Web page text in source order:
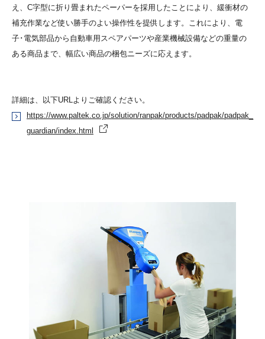
え、C字型に折り畳まれたペーパーを採用したことにより、緩衝材の
補充作業など使い勝手のよい操作性を提供します。これにより、電
子･電気部品から自動車用スペアパーツや産業機械設備などの重量の
ある商品まで、幅広い商品の梱包ニーズに応えます。
詳細は、以下URLよりご確認ください。
https://www.paltek.co.jp/solution/ranpak/products/padpak/padpak_
guardian/index.html